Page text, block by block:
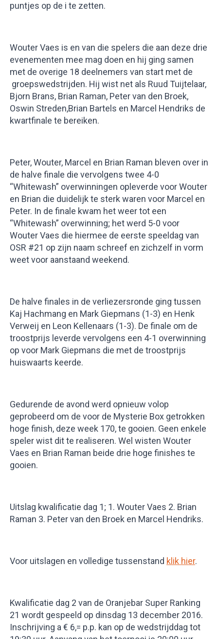
puntjes op de i te zetten.
Wouter Vaes is en van die spelers die aan deze drie
evenementen mee mag doen en hij ging samen
met de overige 18 deelnemers van start met de
groepswedstrijden. Hij wist net als Ruud Tuijtelaar,
Bjorn Brans, Brian Raman, Peter van den Broek,
Oswin Streden,Brian Bartels en Marcel Hendriks de
kwartfinale te bereiken.
Peter, Wouter, Marcel en Brian Raman bleven over in
de halve finale die vervolgens twee 4-0
“Whitewash” overwinningen opleverde voor Wouter
en Brian die duidelijk te sterk waren voor Marcel en
Peter. In de finale kwam het weer tot een
“Whitewash” overwinning; het werd 5-0 voor
Wouter Vaes die hiermee de eerste speeldag van
OSR #21 op zijn naam schreef en zichzelf in vorm
weet voor aanstaand weekend.
De halve finales in de verliezersronde ging tussen
Kaj Hachmang en Mark Giepmans (1-3) en Henk
Verweij en Leon Kellenaars (1-3). De finale om de
troostprijs leverde vervolgens een 4-1 overwinning
op voor Mark Giepmans die met de troostprijs
huiswaarts keerde.
Gedurende de avond werd opnieuw volop
geprobeerd om de voor de Mysterie Box getrokken
hoge finish, deze week 170, te gooien. Geen enkele
speler wist dit te realiseren. Wel wisten Wouter
Vaes en Brian Raman beide drie hoge finishes te
gooien.
Uitslag kwalificatie dag 1; 1. Wouter Vaes 2. Brian
Raman 3. Peter van den Broek en Marcel Hendriks.
Voor uitslagen en volledige tussenstand klik hier.
Kwalificatie dag 2 van de Oranjebar Super Ranking
21 wordt gespeeld op dinsdag 13 december 2016.
Inschrijving a € 6,= p.p. kan op de wedstrijddag tot